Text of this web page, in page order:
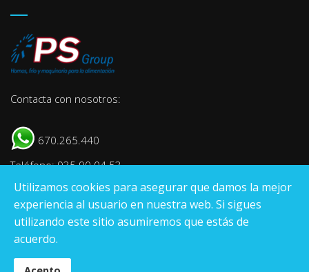
Contacta con nosotros:
670.265.440
Teléfono: 935 90 04 53
E-mail:info@psgroup.es
Utilizamos cookies para asegurar que damos la mejor
experiencia al usuario en nuestra web. Si sigues
utilizando este sitio asumiremos que estás de
acuerdo.